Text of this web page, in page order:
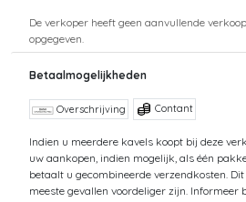
De verkoper heeft geen aanvullende
opgegeven.
Betaalmogelijkheden
Overschrijving Contant
Indien u meerdere kavels koopt bij deze
uw aankopen, indien mogelijk, als één
betaalt u gecombineerde verzendkosten.
meeste gevallen voordeliger zijn. Informeer